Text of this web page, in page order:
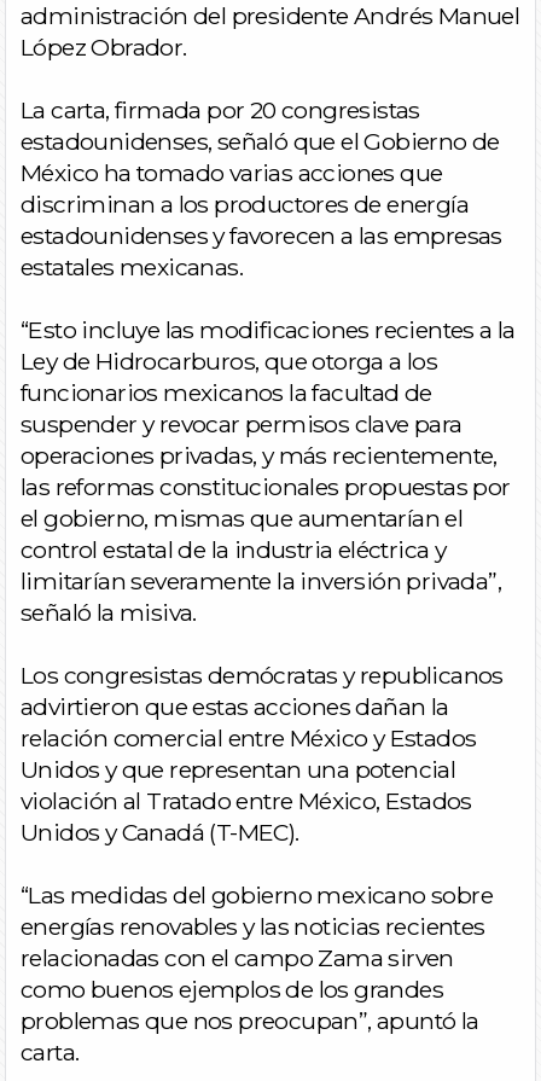
administración del presidente Andrés Manuel
López Obrador.
La carta, firmada por 20 congresistas
estadounidenses, señaló que el Gobierno de
México ha tomado varias acciones que
discriminan a los productores de energía
estadounidenses y favorecen a las empresas
estatales mexicanas.
“Esto incluye las modificaciones recientes a la
Ley de Hidrocarburos, que otorga a los
funcionarios mexicanos la facultad de
suspender y revocar permisos clave para
operaciones privadas, y más recientemente,
las reformas constitucionales propuestas por
el gobierno, mismas que aumentarían el
control estatal de la industria eléctrica y
limitarían severamente la inversión privada”,
señaló la misiva.
Los congresistas demócratas y republicanos
advirtieron que estas acciones dañan la
relación comercial entre México y Estados
Unidos y que representan una potencial
violación al Tratado entre México, Estados
Unidos y Canadá (T-MEC).
“Las medidas del gobierno mexicano sobre
energías renovables y las noticias recientes
relacionadas con el campo Zama sirven
como buenos ejemplos de los grandes
problemas que nos preocupan”, apuntó la
carta.